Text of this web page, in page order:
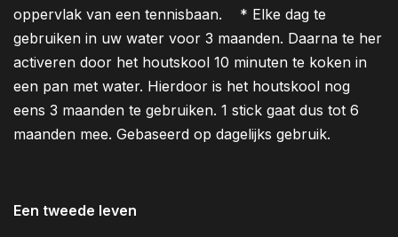
oppervlak van een tennisbaan. * Elke dag te
gebruiken in uw water voor 3 maanden. Daarna te her
activeren door het houtskool 10 minuten te koken in
een pan met water. Hierdoor is het houtskool nog
eens 3 maanden te gebruiken. 1 stick gaat dus tot 6
maanden mee. Gebaseerd op dagelijks gebruik.
Een tweede leven